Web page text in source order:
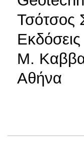
Τσότσος
Μ.
Αθήνα